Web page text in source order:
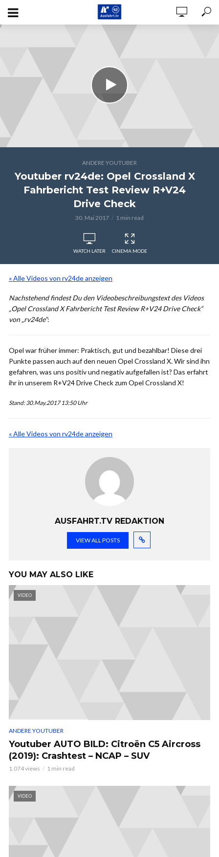
ANDERE YOUTUBER
Youtuber rv24de: Opel Crossland X
Fahrbericht Test Review R+V24
Drive Check
30. Mai 2017 1 min read
WATCH LATER CINEMA MODE
« Alle Videos von rv24de anzeigen
Nachstehend findest Du den Videobeschreibungstext des Videos
„Opel Crossland X Fahrbericht Test Review R+V24 Drive Check“
von „rv24de“:
Opel war früher immer: Praktisch, gut und bezahlbar! Diese drei
Punkte passen auch auf den neuen Opel Crossland X. Wir sind ihn
gefahren, was uns positiv und negativ aufgefallen ist? Das erfahrt
ihr in unserem R+V24 Drive Check zum Opel Crossland X!
Stand: 30.May.2017 13:50 Uhr
« Alle Videos von rv24de anzeigen
AUSFAHRT.TV REDAKTION
VIEW ALL POSTS
YOU MAY ALSO LIKE
VIDEO
ANDERE YOUTUBER
Youtuber AUTO BILD: Citroën C5 Aircross
(2019): Crashtest – NCAP – SUV
1.074 views 1 min read
VIDEO